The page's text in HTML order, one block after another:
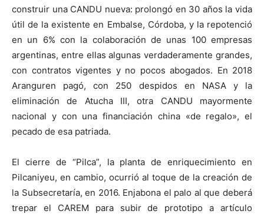
construir una CANDU nueva: prolongó en 30 años la vida
útil de la existente en Embalse, Córdoba, y la repotenció
en un 6% con la colaboración de unas 100 empresas
argentinas, entre ellas algunas verdaderamente grandes,
con contratos vigentes y no pocos abogados. En 2018
Aranguren pagó, con 250 despidos en NASA y la
eliminación de Atucha III, otra CANDU mayormente
nacional y con una financiación china «de regalo», el
pecado de esa patriada.
El cierre de “Pilca”, la planta de enriquecimiento en
Pilcaniyeu, en cambio, ocurrió al toque de la creación de
la Subsecretaría, en 2016. Enjabona el palo al que deberá
trepar el CAREM para subir de prototipo a artículo